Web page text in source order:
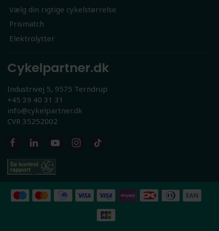
Vælg din rigtige cykelstørrelse
Prismatch
Elektrolytter
Cykelpartner.dk
Industrivej 5, 9575 Terndrup
+45 39 40 31 31
info@cykelpartner.dk
CVR 35252002